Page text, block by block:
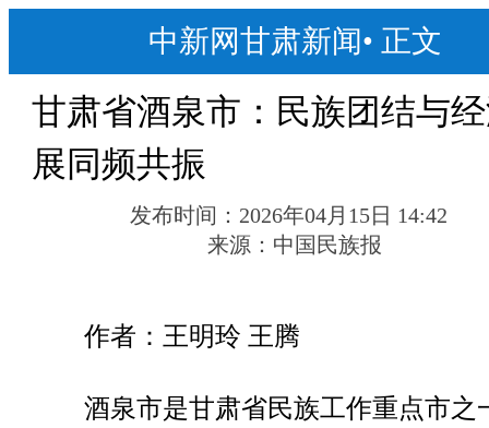
中新网甘肃新闻• 正文
甘肃省酒泉市：民族团结与
展同频共振
发布时间： 2026年04月15日 14:42
来源： 中国民族报
作者：王明玲 王腾
酒泉市是甘肃省民族工作重点市之